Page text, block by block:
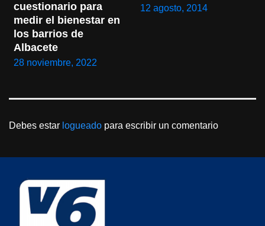
cuestionario para
medir el bienestar en
los barrios de
Albacete
28 noviembre, 2022
12 agosto, 2014
Debes estar logueado para escribir un comentario